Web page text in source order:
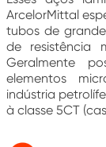
ArcelorMittal
tubos de
de resistência
Geralmente
elementos
indústria
à classe 5CT